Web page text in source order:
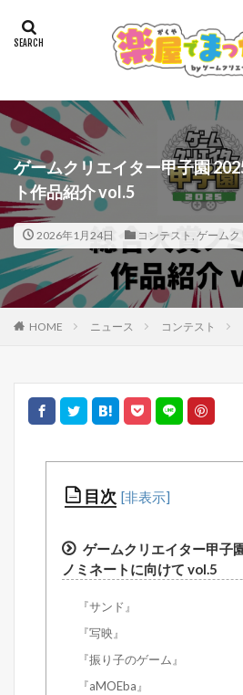
ゲームクリエイター甲子園
ト作品紹介 vol.5
2026年1月24日 コンテスト , ゲームク
HOME ニュース コンテスト
目次
ゲームクリエイター甲子
ノミネートに向けて vol.5
『サンド』
『写映』
『振り子のゲーム』
『aMOEba』